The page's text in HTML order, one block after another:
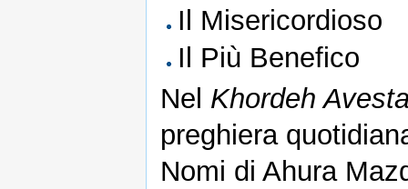
Il Misericordioso
Il Più Benefico
Nel Khordeh
preghiera
Nomi di Ahura